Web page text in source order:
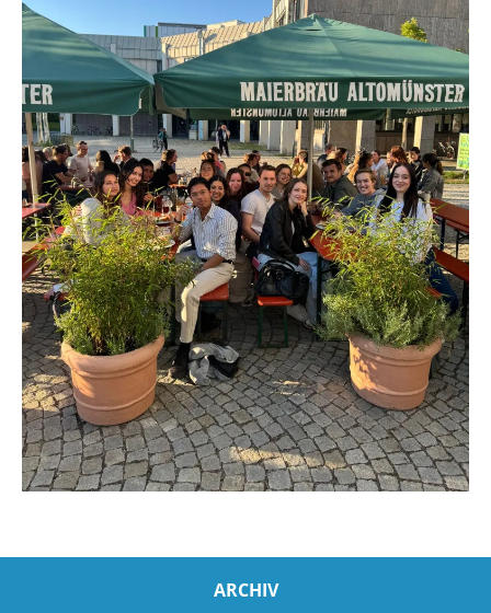
ARCHIV